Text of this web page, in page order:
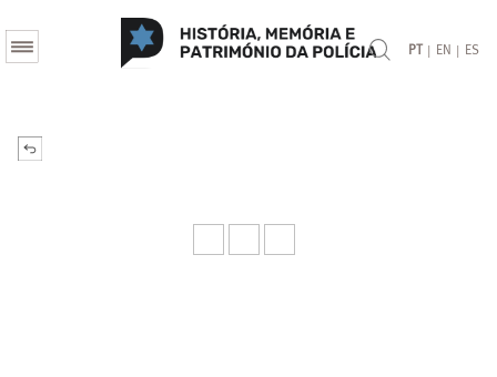
PT | EN | ES